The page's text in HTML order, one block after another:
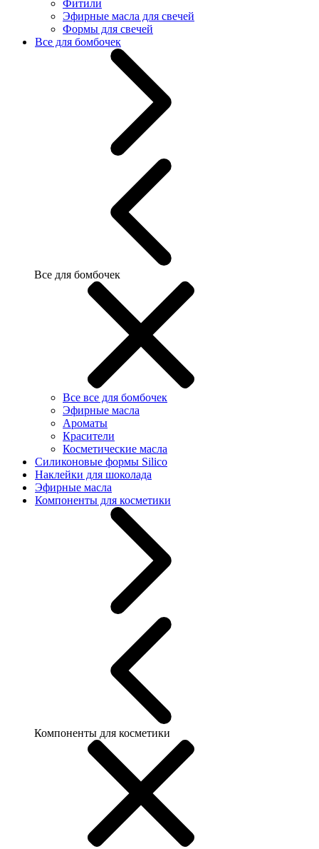
Фитили
Эфирные масла для свечей
Формы для свечей
Все для бомбочек
Все для бомбочек
Все все для бомбочек
Эфирные масла
Ароматы
Красители
Косметические масла
Силиконовые формы Silico
Наклейки для шоколада
Эфирные масла
Компоненты для косметики
Компоненты для косметики